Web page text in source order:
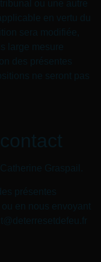
ou une autre
en vertu du
sera modifiée,
large mesure
des présentes
ne seront pas
Graspail.
présentes
en nous envoyant